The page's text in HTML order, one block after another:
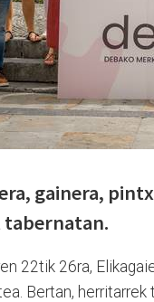
gainera,
22tik 26ra,
Bertan,